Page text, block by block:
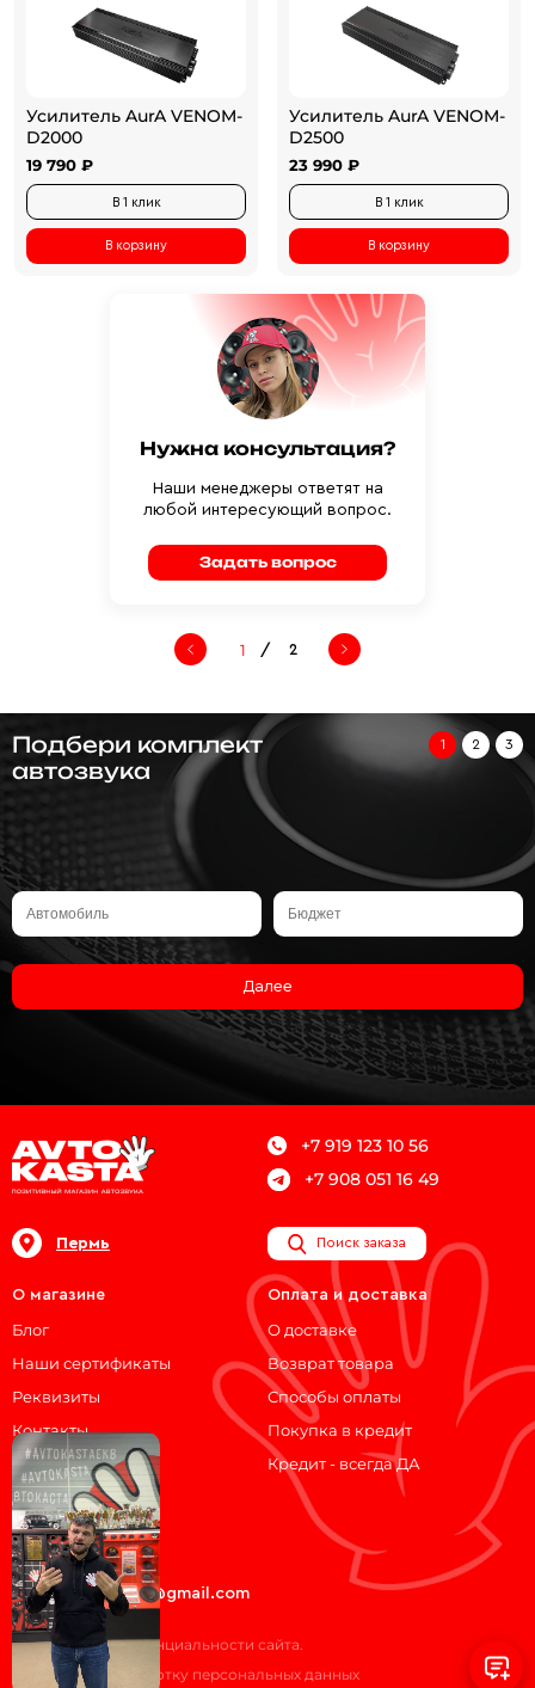
Усилитель AurA VENOM-
D2000
19 790 ₽
В 1 клик
В корзину
Усилитель AurA VENOM-
D2500
23 990 ₽
В 1 клик
В корзину
Нужна консультация?
Наши менеджеры ответят на
любой интересующий вопрос.
Задать вопрос
/ 2
Подбери комплект
автозвука
1 2 3
Далее
+7 919 123 10 56
+7 908 051 16 49
Пермь Поиск заказа
О магазине
Блог
Наши сертификаты
Реквизиты
Контакты
Оплата и доставка
О доставке
Возврат товара
Способы оплаты
Покупка в кредит
Кредит - всегда ДА
Мы на связи!
ВКонтакте
Telegram
avtokasta74@gmail.com
Политика конфиденциальности сайта.
Согласие на обработку персональных данных